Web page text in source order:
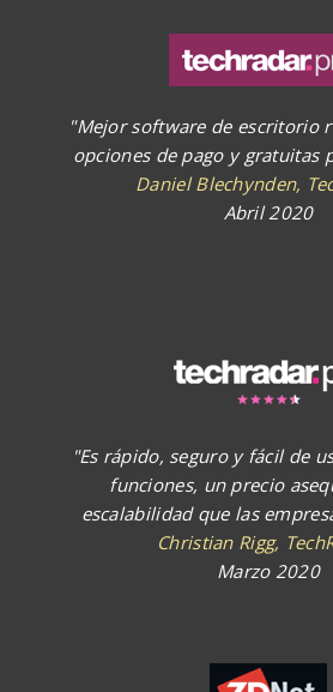
"Mejor software de escritorio
opciones de pago y gratuitas
Daniel Blechynden,
Abril 2020
"Es rápido, seguro y fácil de
funciones, un precio
escalabilidad que las
Christian Rigg,
Marzo 2020